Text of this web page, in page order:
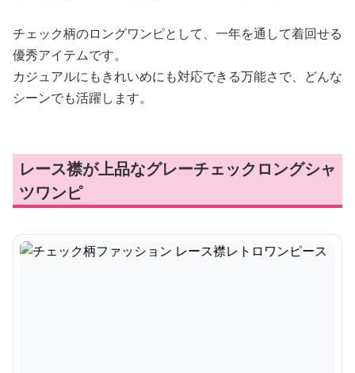
チェック柄のロングワンピとして、一年を通して着回せる
優秀アイテムです。
カジュアルにもきれいめにも対応できる万能さで、どんな
シーンでも活躍します。
レース襟が上品なグレーチェックロングシャ
ツワンピ